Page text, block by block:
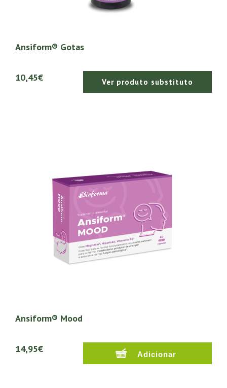
Ansiform® Gotas
10,45€ Ver produto substituto
Ansiform® Mood
14,95€